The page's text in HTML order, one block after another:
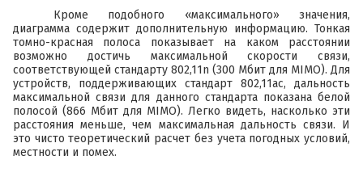
Кроме подобного «максимального» значения,
диаграмма содержит дополнительную информацию. Тонкая
томно-красная полоса показывает на каком расстоянии
возможно достичь максимальной скорости связи,
соответствующей стандарту 802,11n (300 Мбит для MIMO). Для
устройств, поддерживающих стандарт 802,11ac, дальность
максимальной связи для данного стандарта показана белой
полосой (866 Мбит для MIMO). Легко видеть, насколько эти
расстояния меньше, чем максимальная дальность связи. И
это чисто теоретический расчет без учета погодных условий,
местности и помех.